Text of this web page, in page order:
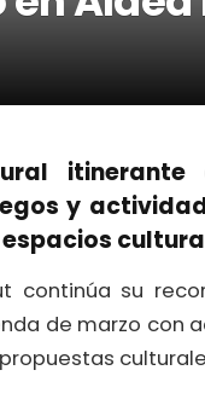
itinerante
y
continúa su
de marzo con